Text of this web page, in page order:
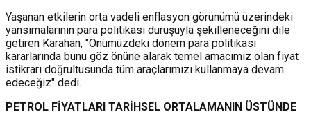
Yaşanan etkilerin orta vadeli enflasyon görünümü üzerindeki
yansımalarının para politikası duruşuyla şekilleneceğini dile
getiren Karahan, "Önümüzdeki dönem para politikası
kararlarında bunu göz önüne alarak temel amacımız olan fiyat
istikrarı doğrultusunda tüm araçlarımızı kullanmaya devam
edeceğiz" dedi.
PETROL FİYATLARI TARİHSEL ORTALAMANIN ÜSTÜNDE